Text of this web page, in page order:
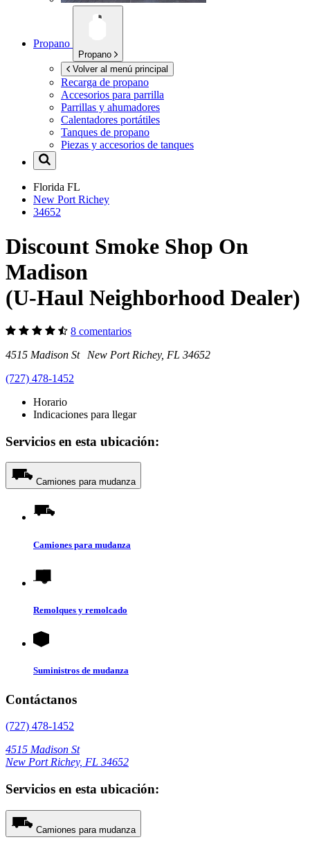
Propano
Propano
Volver al menú principal
Recarga de propano
Accesorios para parrilla
Parrillas y ahumadores
Calentadores portátiles
Tanques de propano
Piezas y accesorios de tanques
Florida FL
New Port Richey
34652
Discount Smoke Shop On
Madison
(U-Haul Neighborhood Dealer)
8 comentarios
4515 Madison St New Port Richey, FL 34652
(727) 478-1452
Horario
Indicaciones para llegar
Servicios en esta ubicación:
Camiones para mudanza
Camiones para mudanza
Remolques y remolcado
Suministros de mudanza
Contáctanos
(727) 478-1452
4515 Madison St
New Port Richey, FL 34652
Servicios en esta ubicación:
Camiones para mudanza